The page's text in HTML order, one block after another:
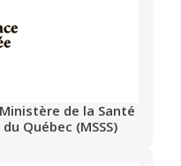
de la Santé
Québec (MSSS)